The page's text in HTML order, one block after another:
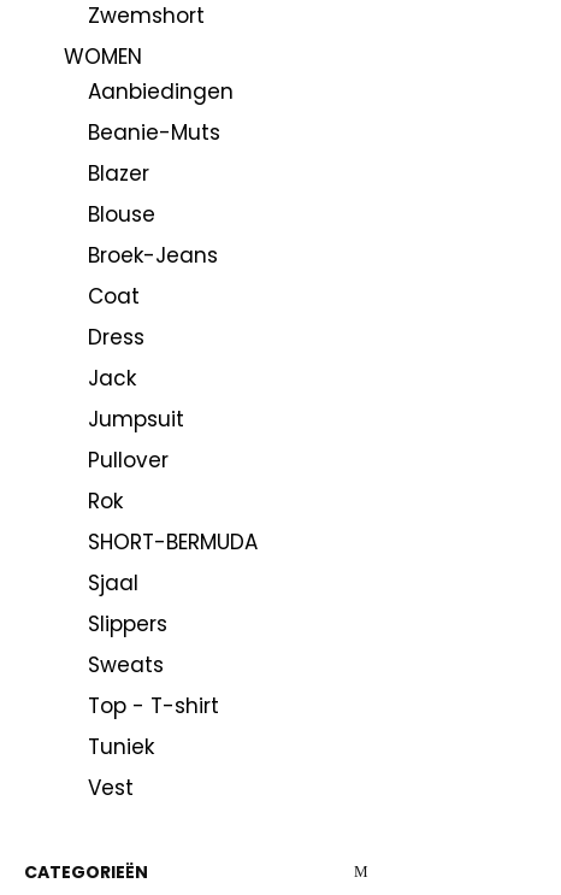
Zwemshort
WOMEN
Aanbiedingen
Beanie-Muts
Blazer
Blouse
Broek-Jeans
Coat
Dress
Jack
Jumpsuit
Pullover
Rok
SHORT-BERMUDA
Sjaal
Slippers
Sweats
Top - T-shirt
Tuniek
Vest
CATEGORIEËN